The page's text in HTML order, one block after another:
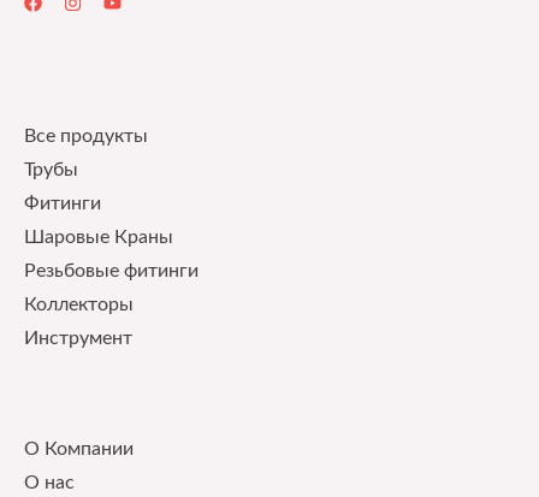
Все продукты
Трубы
Фитинги
Шаровые Краны
Pезьбовые фитинги
Коллекторы
Инструмент
О Компании
О нас